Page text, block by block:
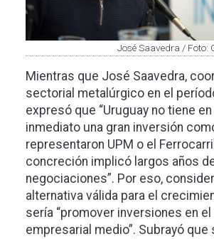
José Saavedra / Foto:
Mientras que José Saavedra,
sectorial metalúrgico en el
expresó que “Uruguay no tiene
inmediato una gran inversión
representaron UPM o el
concreción implicó largos años
negociaciones”. Por eso,
alternativa válida para el
sería “promover inversiones en
empresarial medio”. Subrayó que